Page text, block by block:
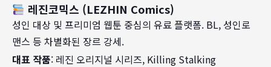
레진코믹스 (LEZHIN Comics)
성인 대상 및 프리미엄 웹툰 중심의 유료 플랫폼. BL, 성인로
맨스 등 차별화된 장르 강세.
대표 작품: 레진 오리지널 시리즈, Killing Stalking